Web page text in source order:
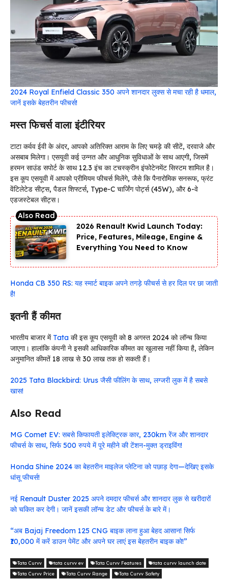
2024 Royal Enfield Classic 350 अपने शानदार लुक्स से मचा रही है धमाल,
जानें इसके बेहतरीन फीचर्स!
मस्त फिचर्स वाला इंटीरियर
टाटा कर्वव ईवी के अंदर, आपको अतिरिक्त आराम के लिए चमड़े की सीटें, दरवाजे और
असबाब मिलेगा। एसयूवी कई उन्नत और आधुनिक सुविधाओं के साथ आएगी, जिसमें
हरमन साउंड सपोर्ट के साथ 12.3 इंच का टचस्क्रीन इंफोटेनमेंट सिस्टम शामिल है।
इस कूप एसयूवी में आपको प्रीमियम फीचर्स मिलेंगे, जैसे कि पैनारोमिक सनरूफ, फ्रंट
वेंटिलेटेड सीट्स, पैडल शिफ्टर्स, Type-C चार्जिंग पोर्ट्स (45W), और 6-वे
एडजस्टेबल सीट्स।
2026 Renault Kwid Launch Today:
Price, Features, Mileage, Engine &
Everything You Need to Know
Honda CB 350 RS: यह स्मार्ट बाइक अपने तगड़े फीचर्स से हर दिल पर छा जाती
है!
इतनी हैं कीमत
भारतीय बाजार मेंTata की इस कूप एसयूवी को 8 अगस्त 2024 को लॉन्च किया
जाएगा। हालांकि कंपनी ने इसकी आधिकारिक कीमत का खुलासा नहीं किया है, लेकिन
अनुमानित कीमतें ₹18 लाख से ₹30 लाख तक हो सकती हैं।
2025 Tata Blackbird: Urus जैसी फीलिंग के साथ, लग्जरी लुक में है सबसे
खास!
Also Read
MG Comet EV: सबसे किफायती इलेक्ट्रिक कार, 230km रेंज और शानदार
फीचर्स के साथ, सिर्फ 500 रुपये में पूरे महीने की टेंशन-मुक्त ड्राइविंग!
Honda Shine 2024 का बेहतरीन माइलेज प्लेटिना को पछाड़ देगा—देखिए इसके
धांसू फीचर्स!
नई Renault Duster 2025 अपने दमदार फीचर्स और शानदार लुक से खरीदारों
को चकित कर देगी। जानें इसकी लॉन्च डेट और फीचर्स के बारे में।
“अब Bajaj Freedom 125 CNG बाइक लाना हुआ बेहद आसान! सिर्फ
₹10,000 में करें डाउन पेमेंट और अपने घर लाएं इस बेहतरीन बाइक को!”
Tata Curvv tata curvv ev Tata Curvv Features
tata curvv launch date
Tata Curvv Price
Tata Curvv Range Tata Curvv Safety